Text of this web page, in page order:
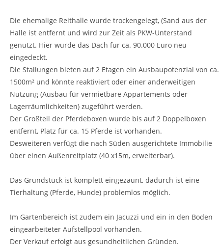
Die ehemalige Reithalle wurde trockengelegt, (Sand aus der
Halle ist entfernt und wird zur Zeit als PKW-Unterstand
genutzt. Hier wurde das Dach für ca. 90.000 Euro neu
eingedeckt.
Die Stallungen bieten auf 2 Etagen ein Ausbaupotenzial von ca.
1500m² und könnte reaktiviert oder einer anderweitigen
Nutzung (Ausbau für vermietbare Appartements oder
Lagerräumlichkeiten) zugeführt werden.
Der Großteil der Pferdeboxen wurde bis auf 2 Doppelboxen
entfernt, Platz für ca. 15 Pferde ist vorhanden.
Desweiteren verfügt die nach Süden ausgerichtete Immobilie
über einen Außenreitplatz (40 x15m, erweiterbar).
Das Grundstück ist komplett eingezäunt, dadurch ist eine
Tierhaltung (Pferde, Hunde) problemlos möglich.
Im Gartenbereich ist zudem ein Jacuzzi und ein in den Boden
eingearbeiteter Aufstellpool vorhanden.
Der Verkauf erfolgt aus gesundheitlichen Gründen.